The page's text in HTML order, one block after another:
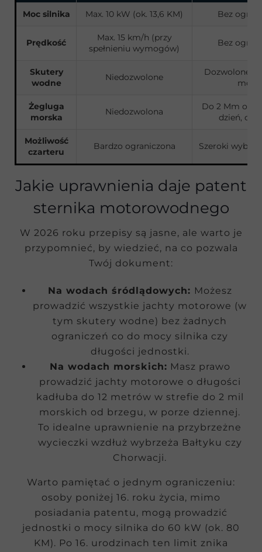
Moc silnika Max. 10 kW (ok. 13,6 KM) Bez
Prędkość
Max. 15 km/h (przy
spełnieniu wymogów)
Bez
Skutery
wodne
Niedozwolone
Dozwolone
mocy
Żegluga
morska
Niedozwolona
Do 2 Mm od
dzień, do
Możliwość
czarteru
Bardzo ograniczona Szeroki wybór
Jakie uprawnienia daje patent
sternika motorowodnego
W 2026 roku przepisy są jasne, ale warto je
przypomnieć, by wiedzieć, na co pozwala
Twój dokument:
Na wodach śródlądowych: Możesz
prowadzić wszystkie jachty motorowe (w
tym skutery wodne) bez żadnych
ograniczeń co do mocy silnika czy
długości jednostki.
Na wodach morskich: Masz prawo
prowadzić jachty motorowe o długości
kadłuba do 12 metrów w strefie do 2 mil
morskich od brzegu, w porze dziennej.
To idealne uprawnienie na przybrzeżne
wycieczki wzdłuż wybrzeża Bałtyku czy
Chorwacji.
Warto pamiętać o jednym ograniczeniu:
osoby poniżej 16. roku życia, mimo
posiadania patentu, mogą prowadzić
jednostki o mocy silnika do 60 kW (ok. 80
KM). Po 16. urodzinach ten limit znika